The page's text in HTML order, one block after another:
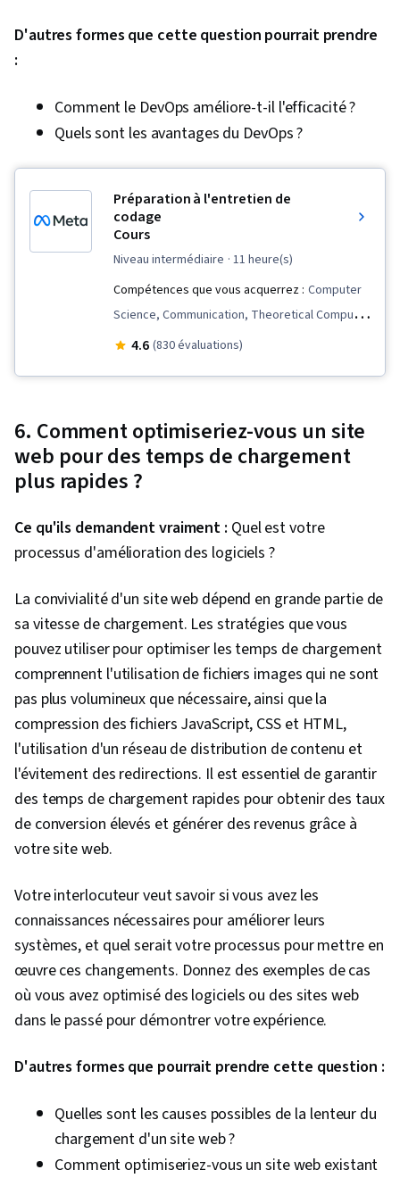
D'autres formes que cette question pourrait prendre
:
Comment le DevOps améliore-t-il l'efficacité ?
Quels sont les avantages du DevOps ?
Préparation à l'entretien de
codage
Cours
niveau intermédiaire · 11 heure(s)
Compétences que vous acquerrez : Computer
Science, Communication, Theoretical Computer
Science, Algorithms, Software Design Patterns,
Technical Communication, Graph Theory
4.6 (830 évaluations)
6. Comment optimiseriez-vous un site
web pour des temps de chargement
plus rapides ?
Ce qu'ils demandent vraiment : Quel est votre
processus d'amélioration des logiciels ?
La convivialité d'un site web dépend en grande partie de
sa vitesse de chargement. Les stratégies que vous
pouvez utiliser pour optimiser les temps de chargement
comprennent l'utilisation de fichiers images qui ne sont
pas plus volumineux que nécessaire, ainsi que la
compression des fichiers JavaScript, CSS et HTML,
l'utilisation d'un réseau de distribution de contenu et
l'évitement des redirections. Il est essentiel de garantir
des temps de chargement rapides pour obtenir des taux
de conversion élevés et générer des revenus grâce à
votre site web.
Votre interlocuteur veut savoir si vous avez les
connaissances nécessaires pour améliorer leurs
systèmes, et quel serait votre processus pour mettre en
œuvre ces changements. Donnez des exemples de cas
où vous avez optimisé des logiciels ou des sites web
dans le passé pour démontrer votre expérience.
D'autres formes que pourrait prendre cette question :
Quelles sont les causes possibles de la lenteur du
chargement d'un site web ?
Comment optimiseriez-vous un site web existant